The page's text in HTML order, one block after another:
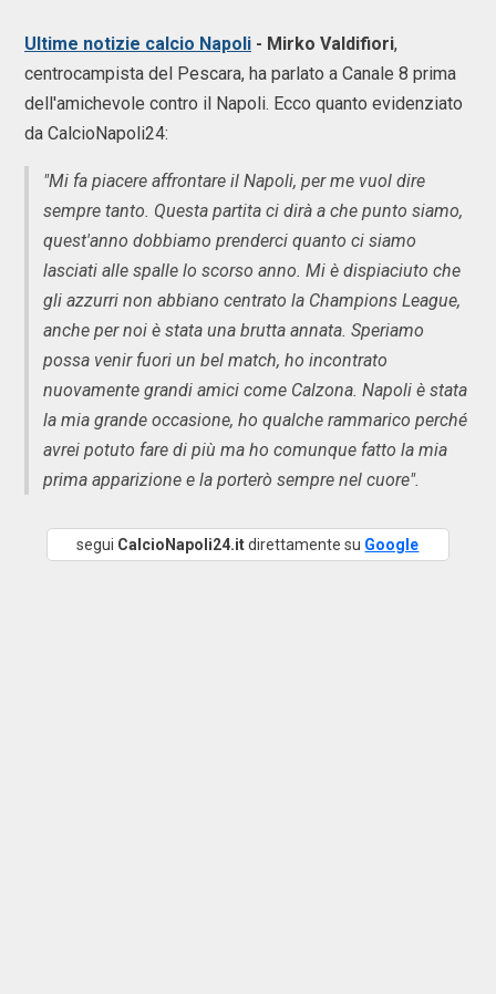
Ultime notizie calcio Napoli - Mirko Valdifiori,
centrocampista del Pescara, ha parlato a Canale 8 prima
dell'amichevole contro il Napoli. Ecco quanto evidenziato
da CalcioNapoli24:
"Mi fa piacere affrontare il Napoli, per me vuol dire
sempre tanto. Questa partita ci dirà a che punto siamo,
quest'anno dobbiamo prenderci quanto ci siamo
lasciati alle spalle lo scorso anno. Mi è dispiaciuto che
gli azzurri non abbiano centrato la Champions League,
anche per noi è stata una brutta annata. Speriamo
possa venir fuori un bel match, ho incontrato
nuovamente grandi amici come Calzona. Napoli è stata
la mia grande occasione, ho qualche rammarico perché
avrei potuto fare di più ma ho comunque fatto la mia
prima apparizione e la porterò sempre nel cuore".
segui CalcioNapoli24.itdirettamente su Google